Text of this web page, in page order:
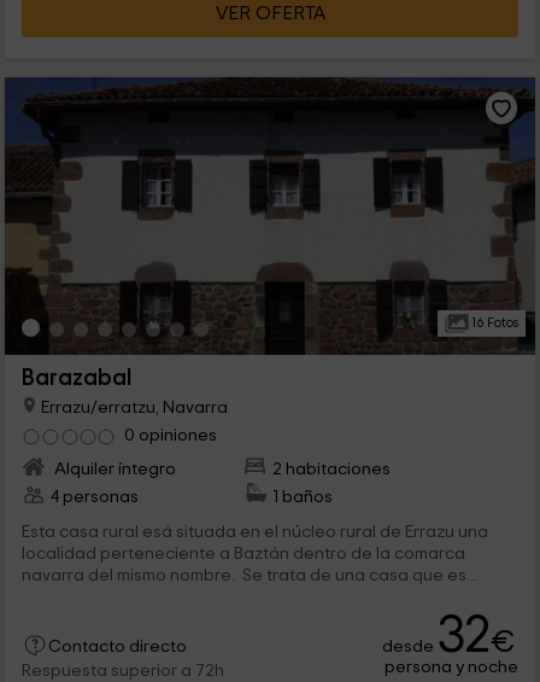
VER OFERTA
16 Fotos
Barazabal
Errazu/erratzu, Navarra
0 opiniones
Alquiler íntegro
2 habitaciones
4 personas
1 baños
Esta casa rural esá situada en el núcleo rural de Errazu una
localidad perteneciente a Baztán dentro de la comarca
navarra del mismo nombre. Se trata de una casa que es...
Contacto directo
Respuesta superior a 72h
desde 32€
persona y noche